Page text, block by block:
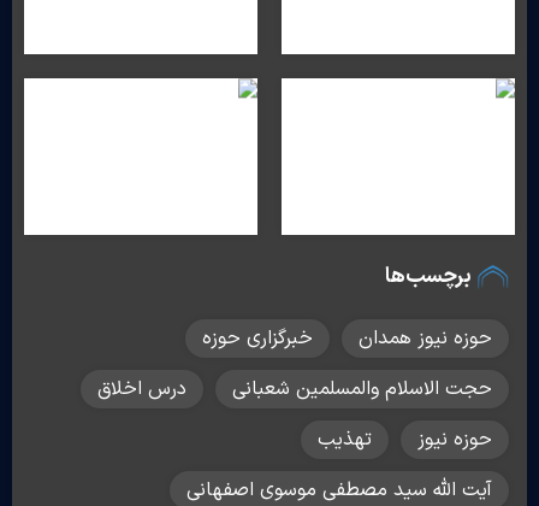
برچسب‌ها
حوزه نیوز همدان
خبرگزاری حوزه
حجت الاسلام والمسلمین شعبانی
درس اخلاق
حوزه نیوز
تهذیب
آیت الله سید مصطفی موسوی اصفهانی